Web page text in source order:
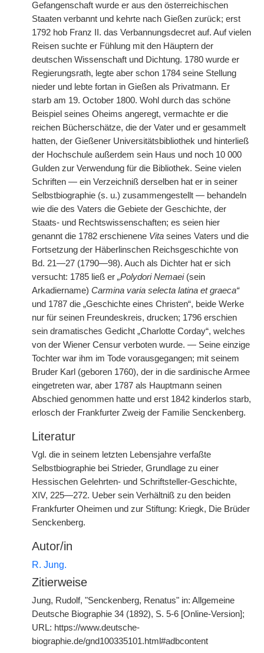
Gefangenschaft wurde er aus den österreichischen
Staaten verbannt und kehrte nach Gießen zurück; erst
1792 hob Franz II. das Verbannungsdecret auf. Auf vielen
Reisen suchte er Fühlung mit den Häuptern der
deutschen Wissenschaft und Dichtung. 1780 wurde er
Regierungsrath, legte aber schon 1784 seine Stellung
nieder und lebte fortan in Gießen als Privatmann. Er
starb am 19. October 1800. Wohl durch das schöne
Beispiel seines Oheims angeregt, vermachte er die
reichen Bücherschätze, die der Vater und er gesammelt
hatten, der Gießener Universitätsbibliothek und hinterließ
der Hochschule außerdem sein Haus und noch 10 000
Gulden zur Verwendung für die Bibliothek. Seine vielen
Schriften — ein Verzeichniß derselben hat er in seiner
Selbstbiographie (s. u.) zusammengestellt — behandeln
wie die des Vaters die Gebiete der Geschichte, der
Staats- und Rechtswissenschaften; es seien hier
genannt die 1782 erschienene Vita seines Vaters und die
Fortsetzung der Häberlinschen Reichsgeschichte von
Bd. 21—27 (1790—98). Auch als Dichter hat er sich
versucht: 1785 ließ er „Polydori Nemaei(sein
Arkadiername) Carmina varia selecta latina et graeca“
und 1787 die „Geschichte eines Christen“, beide Werke
nur für seinen Freundeskreis, drucken; 1796 erschien
sein dramatisches Gedicht „Charlotte Corday“, welches
von der Wiener Censur verboten wurde. — Seine einzige
Tochter war ihm im Tode vorausgegangen; mit seinem
Bruder Karl (geboren 1760), der in die sardinische Armee
eingetreten war, aber 1787 als Hauptmann seinen
Abschied genommen hatte und erst 1842 kinderlos starb,
erlosch der Frankfurter Zweig der Familie Senckenberg.
Literatur
Vgl. die in seinem letzten Lebensjahre verfaßte
Selbstbiographie bei Strieder, Grundlage zu einer
Hessischen Gelehrten- und Schriftsteller-Geschichte,
XIV, 225—272. Ueber sein Verhältniß zu den beiden
Frankfurter Oheimen und zur Stiftung: Kriegk, Die Brüder
Senckenberg.
Autor/in
R. Jung.
Zitierweise
Jung, Rudolf, "Senckenberg, Renatus" in: Allgemeine
Deutsche Biographie 34 (1892), S. 5-6 [Online-Version];
URL: https://www.deutsche-
biographie.de/gnd100335101.html#adbcontent